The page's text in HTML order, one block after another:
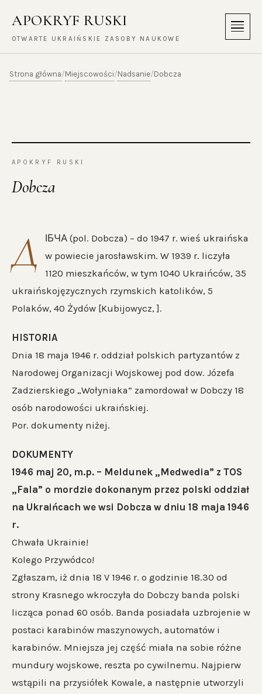
APOKRYF RUSKI
OTWARTE UKRAIŃSKIE ZASOBY NAUKOWE
Menu
Strona główna/Miejscowości/Nadsanie/Dobcza
APOKRYF RUSKI
Dobcza
Д
ІБЧА (pol. Dobcza) – do 1947 r. wieś ukraińska
w powiecie jarosławskim. W 1939 r. liczyła
1120 mieszkańców, w tym 1040 Ukraińców, 35
ukraińskojęzycznych rzymskich katolików, 5
Polaków, 40 Żydów [Kubijowycz, ].
HISTORIA
Dnia 18 maja 1946 r. oddział polskich partyzantów z
Narodowej Organizacji Wojskowej pod dow. Józefa
Zadzierskiego „Wołyniaka” zamordował w Dobczy 18
osób narodowości ukraińskiej.
Por. dokumenty niżej.
DOKUMENTY
1946 maj 20, m.p. – Meldunek „Medwedia” z TOS
„Fala” o mordzie dokonanym przez polski oddział
na Ukraińcach we wsi Dobcza w dniu 18 maja 1946
r.
Chwała Ukrainie!
Kolego Przywódco!
Zgłaszam, iż dnia 18 V 1946 r. o godzinie 18.30 od
strony Krasnego wkroczyła do Dobczy banda polski
licząca ponad 60 osób. Banda posiadała uzbrojenie w
postaci karabinów maszynowych, automatów i
karabinów. Mniejsza jej część miała na sobie różne
mundury wojskowe, reszta po cywilnemu. Najpierw
wstąpili na przysiółek Kowale, a następnie utworzyli